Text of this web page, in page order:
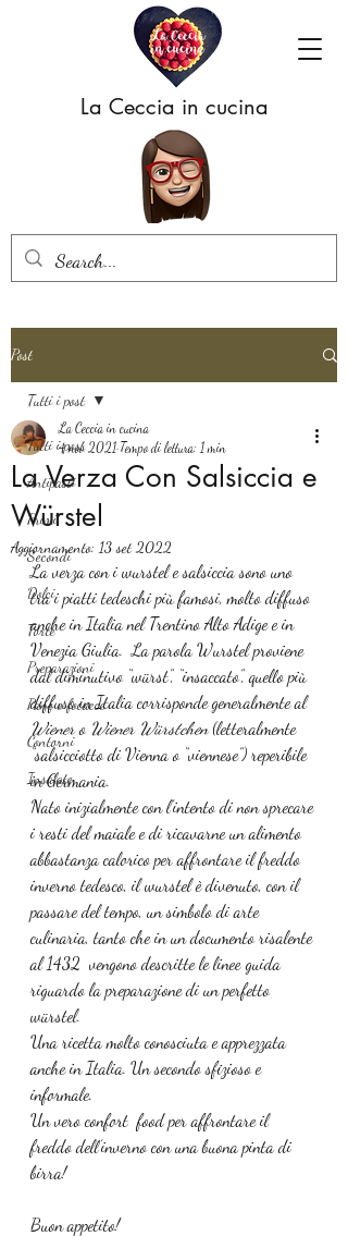
La Ceccia in cucina
Post
Tutti i post
Antipasti
Primi
Secondi
Dolci
Torte
Preparazioni
Pane e focacce
Contorni
Insalate
Tutti i post
La Verza Con Salsiccia e
Würstel
La Ceccia in cucina
4 nov 2021 Tempo di lettura: 1 min
Aggiornamento: 13 set 2022
La verza con i wurstel e salsiccia sono uno
tra i piatti tedeschi più famosi, molto diffuso
anche in Italia nel Trentino Alto Adige e in
Venezia Giulia.  La parola Wurstel proviene
dal diminutivo “würst”, “insaccato”, quello più
diffuso in Italia corrisponde generalmente al
Wiener o Wiener Würstchen (letteralmente
“salsicciotto di Vienna o “viennese”) reperibile
in Germania.
Nato inizialmente con l’intento di non sprecare
i resti del maiale e di ricavarne un alimento
abbastanza calorico per affrontare il freddo
inverno tedesco, il wurstel è divenuto, con il
passare del tempo, un simbolo di arte
culinaria, tanto che in un documento risalente
al 1432  vengono descritte le linee guida
riguardo la preparazione di un perfetto
würstel.
Una ricetta molto conosciuta e apprezzata
anche in Italia. Un secondo sfizioso e
informale.
Un vero confort  food per affrontare il
freddo dell’inverno con una buona pinta di
birra!
Buon appetito!